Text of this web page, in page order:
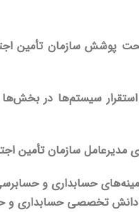
سازمان تأمین
سیستم‌ها در
سازمان تأمین
حسابداری و
دانش تخصصی حسابداری و